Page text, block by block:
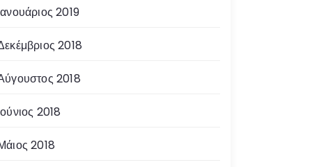
2019
2018
2018
2018
2018